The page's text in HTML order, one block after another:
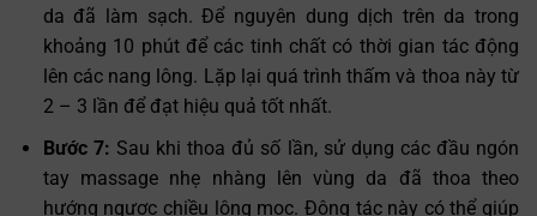
da đã làm sạch. Để nguyên dung dịch trên da trong
khoảng 10 phút để các tinh chất có thời gian tác động
lên các nang lông. Lặp lại quá trình thấm và thoa này từ
2 – 3 lần để đạt hiệu quả tốt nhất.
Bước 7: Sau khi thoa đủ số lần, sử dụng các đầu ngón
tay massage nhẹ nhàng lên vùng da đã thoa theo
hướng ngược chiều lông mọc. Động tác này có thể giúp